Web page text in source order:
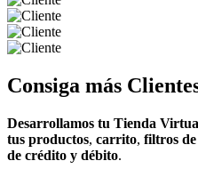
Consiga más
Desarrollamos tu Tienda
tus productos, carrito, filtros
de crédito y débito.